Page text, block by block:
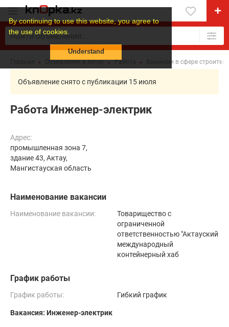
By continuing to use this website, you agree to
the use of cookies.
Understand
Объявления в Актау Работа Вакансии в сфере
Объявление снято с публикации 15 июля
Работа Инженер-электрик
Адрес:
промышленная зона 7,
здание 43, Актау,
Мангистауская область
Наименование вакансии
Наименование вакансии:
Товарищество с
ограниченной
ответственностью "Актауский
международный
контейнерный хаб
График работы
График работы: Гибкий график
Вакансия: Инженер-электрик